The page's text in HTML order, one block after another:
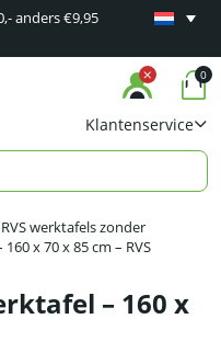
anders €9,95
Minimaal
Klantenservice
0
RVS werktafels zonder
x 70 x 85 cm – RVS
– 160 x